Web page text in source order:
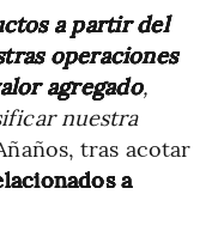
a partir del
operaciones
agregado,
nuestra
tras acotar
a